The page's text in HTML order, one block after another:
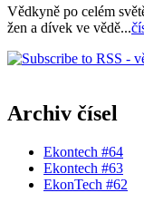
Vědkyně po celém
žen a dívek ve vědě...
Archiv čísel
Ekontech #64
Ekontech #63
EkonTech #62